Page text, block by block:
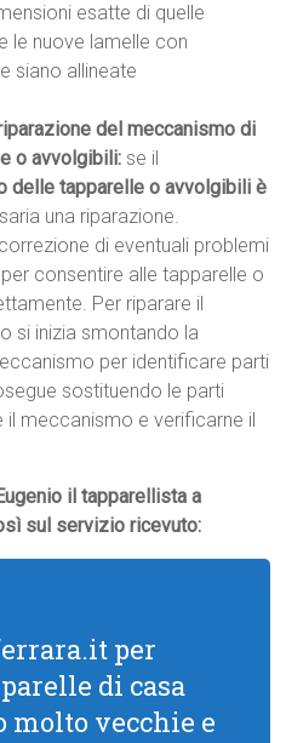
esatte di quelle
le nuove lamelle con
siano allineate
del meccanismo di
o avvolgibili: se il
delle tapparelle o avvolgibili è
una riparazione.
di eventuali problemi
consentire alle tapparelle o
Per riparare il
si inizia smontando la
per identificare parti
sostituendo le parti
meccanismo e verificarne il
il tapparellista a
sul servizio ricevuto:
per
di casa
molto vecchie e